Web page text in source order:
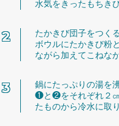
水気をきったもちき
たかきび団子をつくる
ボウルにたかきび粉
ながら加えてこねな
鍋にたっぷりの湯を
❶と❷をそれぞれ２㎝
たものから冷水に取